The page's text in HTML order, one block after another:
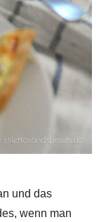
und das
wenn man